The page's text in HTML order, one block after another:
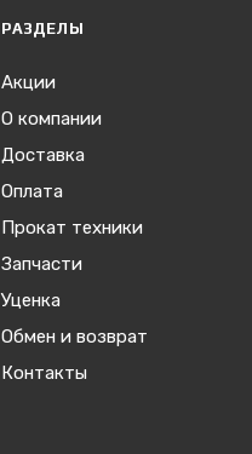
РАЗДЕЛЫ
Акции
О компании
Доставка
Оплата
Прокат техники
Запчасти
Уценка
Обмен и возврат
Контакты